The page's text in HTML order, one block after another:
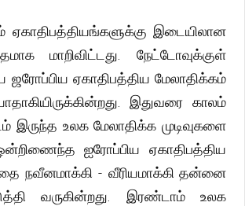
ஏகாதிபத்தியங்களுக்கு இடையிலான
மாறிவிட்டது. நேட்டோவுக்குள்
ஜரோப்பிய ஏகாதிபத்திய மேலாதிக்கம்
இதுவரை காலம்
இருந்த உலக மேலாதிக்க முடிவுகளை
ஐரோப்பிய ஏகாதிபத்திய
நவீனமாக்கி - வீரியமாக்கி தன்னை
வருகின்றது. இரண்டாம் உலக